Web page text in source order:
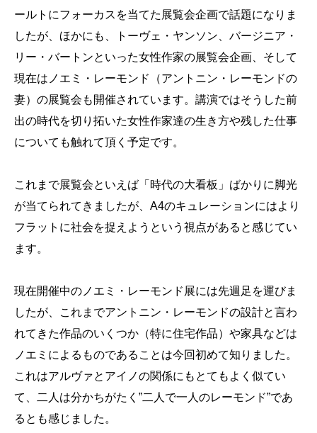
ールトにフォーカスを当てた展覧会企画で話題になりま
したが、ほかにも、トーヴェ・ヤンソン、バージニア・
リー・バートンといった女性作家の展覧会企画、そして
現在はノエミ・レーモンド（アントニン・レーモンドの
妻）の展覧会も開催されています。講演ではそうした前
出の時代を切り拓いた女性作家達の生き方や残した仕事
についても触れて頂く予定です。
これまで展覧会といえば「時代の大看板」ばかりに脚光
が当てられてきましたが、A4のキュレーションにはより
フラットに社会を捉えようという視点があると感じてい
ます。
現在開催中のノエミ・レーモンド展には先週足を運びま
したが、これまでアントニン・レーモンドの設計と言わ
れてきた作品のいくつか（特に住宅作品）や家具などは
ノエミによるものであることは今回初めて知りました。
これはアルヴァとアイノの関係にもとてもよく似てい
て、二人は分かちがたく”二人で一人のレーモンド”であ
るとも感じました。